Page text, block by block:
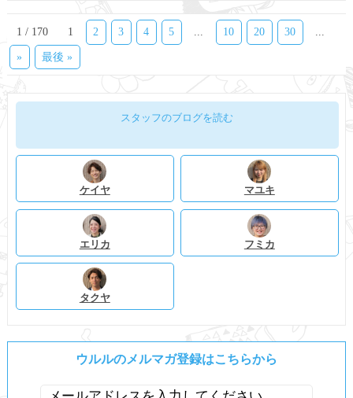
1 / 170 1 2 3 4 5 ... 10 20 30
...
»
最後 »
スタッフのブログを読む
ケイヤ マユキ
エリカ フミカ
タクヤ
ウルルのメルマガ登録はこちらから